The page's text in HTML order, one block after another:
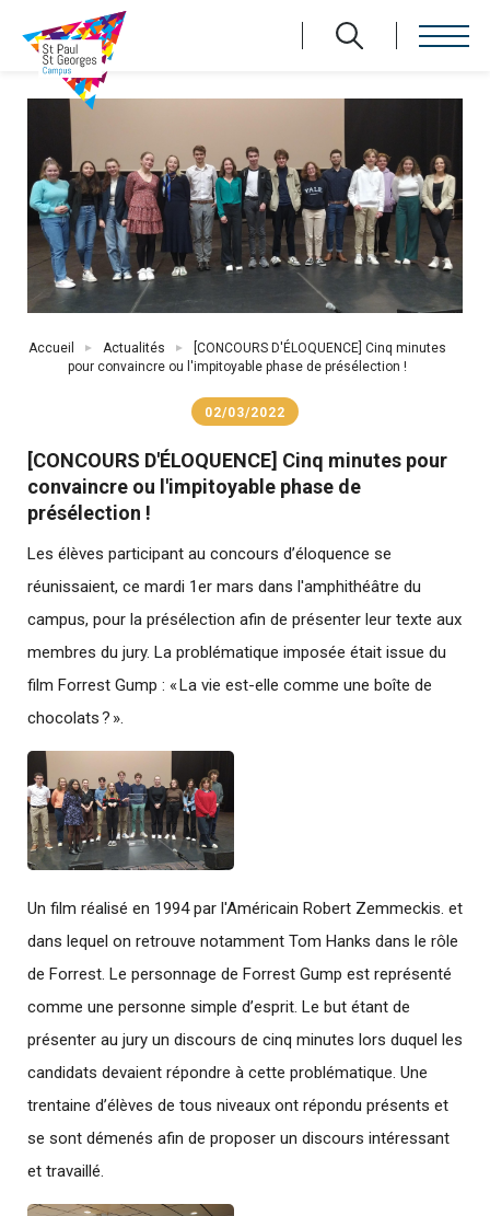
Fil
d'Ariane
Accueil Actualités
[CONCOURS D'ÉLOQUENCE] Cinq minutes
pour convaincre ou l'impitoyable phase de présélection !
02/03/2022
[CONCOURS D'ÉLOQUENCE] Cinq minutes pour
convaincre ou l'impitoyable phase de
présélection !
Les élèves participant au concours d’éloquence se
réunissaient, ce mardi 1er mars dans l'amphithéâtre du
campus, pour la présélection afin de présenter leur texte aux
membres du jury. La problématique imposée était issue du
film Forrest Gump : « La vie est-elle comme une boîte de
chocolats ? ».
Un film réalisé en 1994 par l'Américain Robert Zemmeckis. et
dans lequel on retrouve notamment Tom Hanks dans le rôle
de Forrest. Le personnage de Forrest Gump est représenté
comme une personne simple d’esprit. Le but étant de
présenter au jury un discours de cinq minutes lors duquel les
candidats devaient répondre à cette problématique. Une
trentaine d’élèves de tous niveaux ont répondu présents et
se sont démenés afin de proposer un discours intéressant
et travaillé.